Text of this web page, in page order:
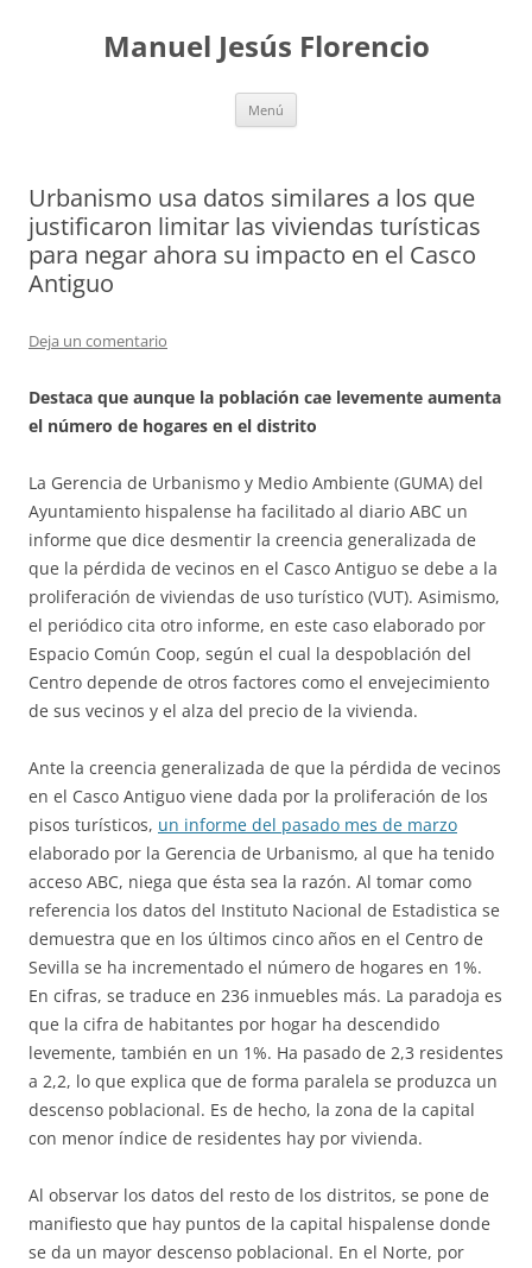
contenidoManuel Jesús Florencio
Menú
Urbanismo usa datos similares a los que
justificaron limitar las viviendas turísticas
para negar ahora su impacto en el Casco
Antiguo
Deja un comentario
Destaca que aunque la población cae levemente aumenta
el número de hogares en el distrito
La Gerencia de Urbanismo y Medio Ambiente (GUMA) del
Ayuntamiento hispalense ha facilitado al diario ABC un
informe que dice desmentir la creencia generalizada de
que la pérdida de vecinos en el Casco Antiguo se debe a la
proliferación de viviendas de uso turístico (VUT). Asimismo,
el periódico cita otro informe, en este caso elaborado por
Espacio Común Coop, según el cual la despoblación del
Centro depende de otros factores como el envejecimiento
de sus vecinos y el alza del precio de la vivienda.
Ante la creencia generalizada de que la pérdida de vecinos
en el Casco Antiguo viene dada por la proliferación de los
pisos turísticos, un informe del pasado mes de marzo
elaborado por la Gerencia de Urbanismo, al que ha tenido
acceso ABC, niega que ésta sea la razón. Al tomar como
referencia los datos del Instituto Nacional de Estadistica se
demuestra que en los últimos cinco años en el Centro de
Sevilla se ha incrementado el número de hogares en 1%.
En cifras, se traduce en 236 inmuebles más. La paradoja es
que la cifra de habitantes por hogar ha descendido
levemente, también en un 1%. Ha pasado de 2,3 residentes
a 2,2, lo que explica que de forma paralela se produzca un
descenso poblacional. Es de hecho, la zona de la capital
con menor índice de residentes hay por vivienda.
Al observar los datos del resto de los distritos, se pone de
manifiesto que hay puntos de la capital hispalense donde
se da un mayor descenso poblacional. En el Norte, por